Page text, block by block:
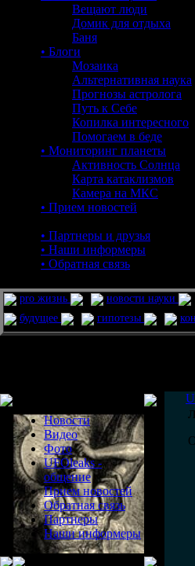
Вещают люди
Домик для отдыха
Баня
• Блоги
Мозаика
Альтернативная наука
Прогнозы астролога
Путь к Себе
Копилка интересного
Помогаем в беде
• Мониторинг планеты
Активность Солнца
Карта катаклизмов
Камера на МКС
• Прием новостей
• Партнеры и друзья
• Наши информеры
• Обратная связь
pro жизнь новости науки
будущее
гипотезы
Новости
Видео
Фото
UFOleaks -
общение
Прием новостей
Обратная связь
Партнеры
Наши информеры